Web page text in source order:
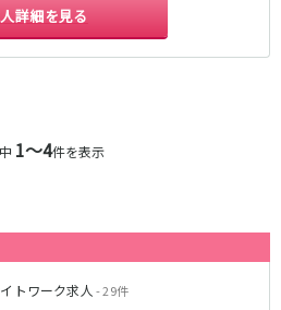
詳細を見る
1〜4件を表示
トワーク求人 - 29件
前橋・伊勢崎
蒲田駅
南浦和駅